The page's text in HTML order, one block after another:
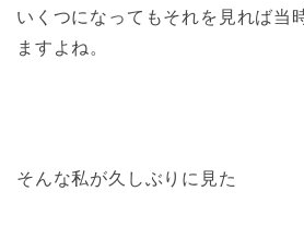
いくつになってもそれを見れば当
ますよね。
そんな私が久しぶりに見た